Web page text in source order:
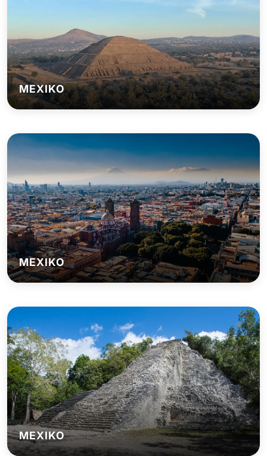
MEXIKO
MEXIKO
MEXIKO